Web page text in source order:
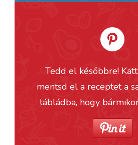
Tedd el későbbre!
mentsd el a receptet a
tábládba, hogy